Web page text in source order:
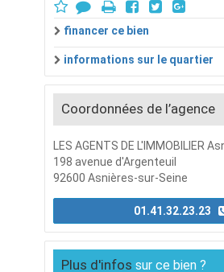
financer ce bien
informations sur le quartier
Coordonnées de l’agence
LES AGENTS DE L'IMMOBILIER
198 avenue d'Argenteuil
92600 Asnières-sur-Seine
Plus d'infos sur ce bien ?